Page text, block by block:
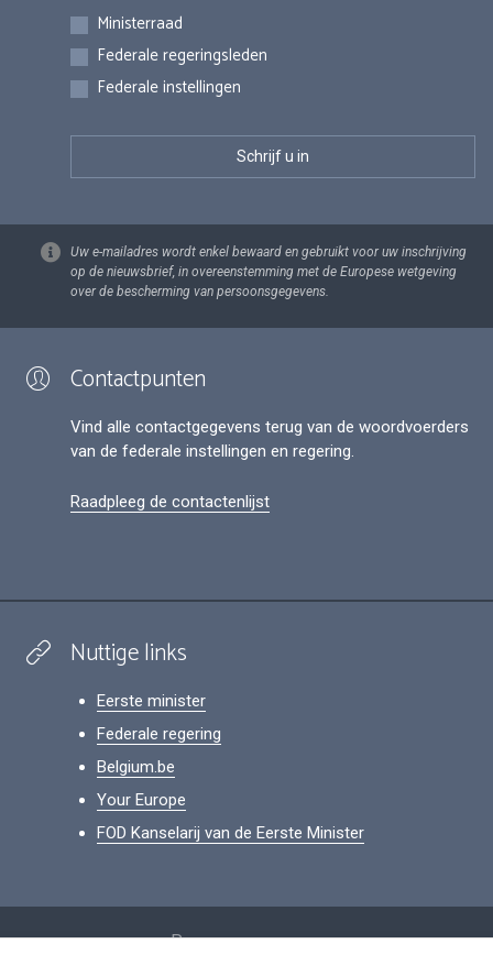
Inschrijvingen
Ministerraad
Federale regeringsleden
Federale instellingen
Uw e-mailadres wordt enkel bewaard en gebruikt voor uw inschrijving
op de nieuwsbrief, in overeenstemming met de Europese wetgeving
over de bescherming van persoonsgegevens.
Contactpunten
Vind alle contactgegevens terug van de woordvoerders
van de federale instellingen en regering.
Raadpleeg de contactenlijst
Nuttige links
Eerste minister
Federale regering
Belgium.be
Your Europe
FOD Kanselarij van de Eerste Minister
Persoonsgegevens